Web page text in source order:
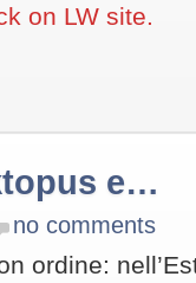
on LW site.
e…
no comments
ordine: